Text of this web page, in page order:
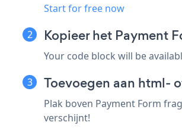
Start for free now
Kopieer het Payment
Your code block will be
Toevoegen aan html-
Plak boven Payment Form
verschijnt!